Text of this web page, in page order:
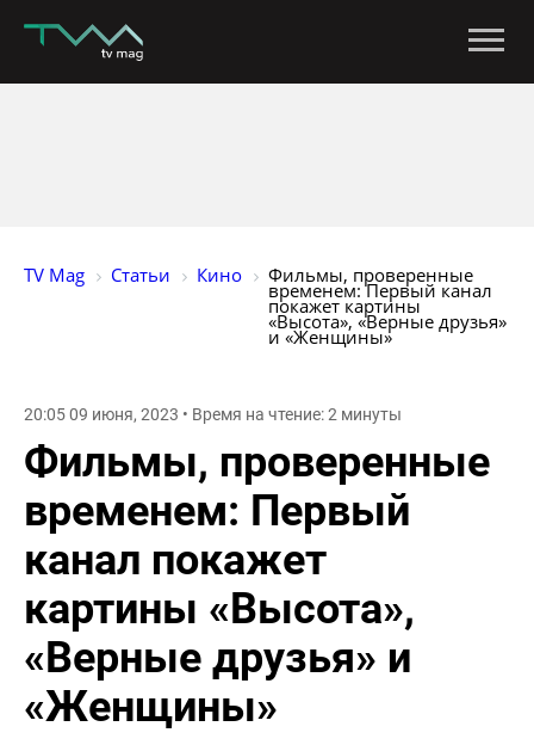
TV Mag Статьи Кино Фильмы, проверенные
временем: Первый канал
покажет картины
«Высота», «Верные друзья»
и «Женщины»
20:05 09 июня, 2023 • Время на чтение: 2 минуты
Фильмы, проверенные
временем: Первый
канал покажет
картины «Высота»,
«Верные друзья» и
«Женщины»